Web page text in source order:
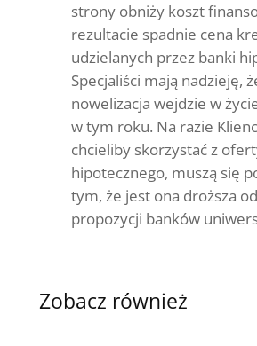
strony obniży koszt
rezultacie spadnie cena
udzielanych przez banki
Specjaliści mają nadzieję,
nowelizacja wejdzie w
w tym roku. Na razie
chcieliby skorzystać z
hipotecznego, muszą się
tym, że jest ona droższa od
propozycji banków
Zobacz również